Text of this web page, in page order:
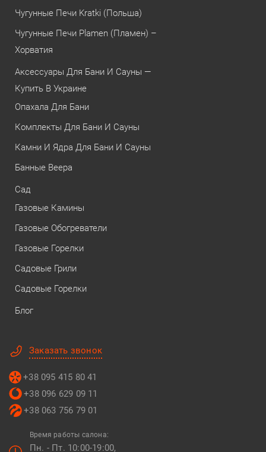
Чугунные Печи Kratki (Польша)
Чугунные Печи Plamen (Пламен) –
Хорватия
Аксессуары Для Бани И Сауны —
Купить В Украине
Опахала Для Бани
Комплекты Для Бани И Сауны
Камни И Ядра Для Бани И Сауны
Банные Веера
Сад
Газовые Камины
Газовые Обогреватели
Газовые Горелки
Садовые Грили
Садовые Горелки
Блог
Заказать звонок
+38 095 415 80 41
+38 096 629 09 11
+38 063 756 79 01
Время работы салона:
Пн. - Пт. 10:00-19:00,